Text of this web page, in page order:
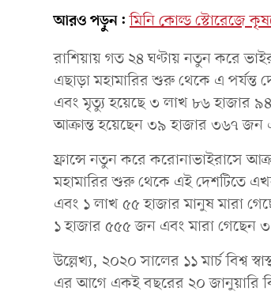
আরও পড়ুন: মিনি কোল্ড স্টোরেজে
রাশিয়ায় গত ২৪ ঘণ্টায় নতুন করে
এছাড়া মহামারির শুরু থেকে এ
এবং মৃত্যু হয়েছে ৩ লাখ ৮৬ হাজার
আক্রান্ত হয়েছেন ৩৯ হাজার ৩৬৭ জন
ফ্রান্সে নতুন করে করোনাভাইরাসে
মহামারির শুরু থেকে এই দেশটিতে
এবং ১ লাখ ৫৫ হাজার মানুষ মারা
১ হাজার ৫৫৫ জন এবং মারা গেছেন
উল্লেখ্য, ২০২০ সালের ১১ মার্চ বিশ্ব
এর আগে একই বছরের ২০ জানুয়ারি